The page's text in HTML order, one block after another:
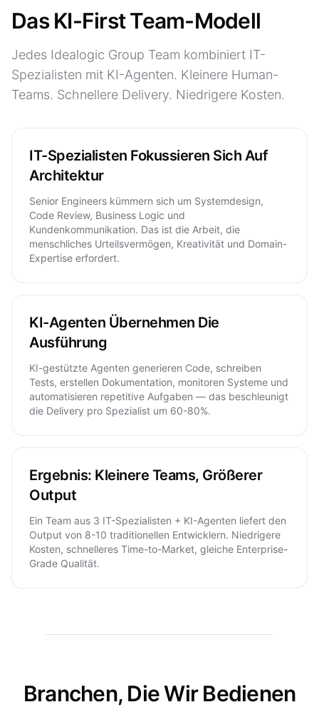
Das KI-First Team-Modell
Jedes Idealogic Group Team kombiniert IT-
Spezialisten mit KI-Agenten. Kleinere Human-
Teams. Schnellere Delivery. Niedrigere Kosten.
IT-Spezialisten Fokussieren Sich Auf
Architektur
Senior Engineers kümmern sich um Systemdesign,
Code Review, Business Logic und
Kundenkommunikation. Das ist die Arbeit, die
menschliches Urteilsvermögen, Kreativität und Domain-
Expertise erfordert.
KI-Agenten Übernehmen Die
Ausführung
KI-gestützte Agenten generieren Code, schreiben
Tests, erstellen Dokumentation, monitoren Systeme und
automatisieren repetitive Aufgaben — das beschleunigt
die Delivery pro Spezialist um 60-80%.
Ergebnis: Kleinere Teams, Größerer
Output
Ein Team aus 3 IT-Spezialisten + KI-Agenten liefert den
Output von 8-10 traditionellen Entwicklern. Niedrigere
Kosten, schnelleres Time-to-Market, gleiche Enterprise-
Grade Qualität.
Branchen, Die Wir Bedienen